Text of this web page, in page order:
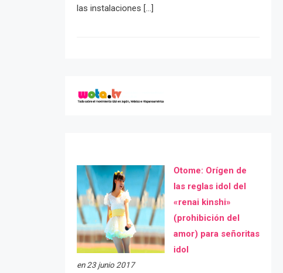
las instalaciones […]
Otome: Orígen de
las reglas idol del
«renai kinshi»
(prohibición del
amor) para señoritas
idol
en 23 junio 2017